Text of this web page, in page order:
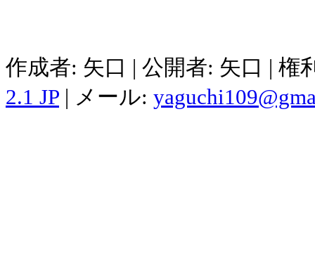
作成者: 矢口 | 公開者: 矢口 |
2.1 JP | メール: